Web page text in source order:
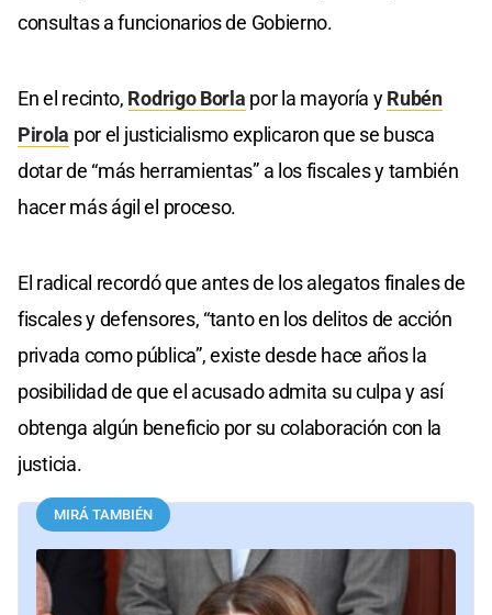
consultas a funcionarios de Gobierno.
En el recinto, Rodrigo Borla por la mayoría yRubén
Pirola por el justicialismo explicaron que se busca
dotar de “más herramientas” a los fiscales y también
hacer más ágil el proceso.
El radical recordó que antes de los alegatos finales de
fiscales y defensores, “tanto en los delitos de acción
privada como pública”, existe desde hace años la
posibilidad de que el acusado admita su culpa y así
obtenga algún beneficio por su colaboración con la
justicia.
MIRÁ TAMBIÉN